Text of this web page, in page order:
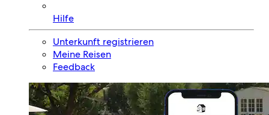
Hilfe
Unterkunft registrieren
Meine Reisen
Feedback